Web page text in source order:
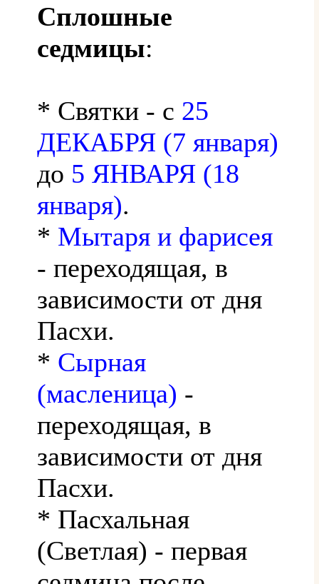
Сплошные
седмицы:
* Святки - с 25
ДЕКАБРЯ (7 января)
до 5 ЯНВАРЯ (18
января).
* Мытаря и фарисея
- переходящая, в
зависимости от дня
Пасхи.
* Сырная
(масленица) -
переходящая, в
зависимости от дня
Пасхи.
* Пасхальная
(Светлая) - первая